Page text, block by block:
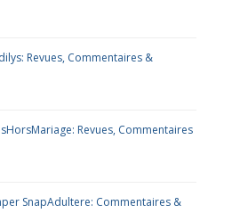
Revues, Commentaires &
Revues, Commentaires
SnapAdultere: Commentaires &